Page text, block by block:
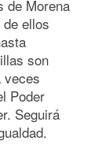
de Morena
ellos
son
veces
Poder
Seguirá